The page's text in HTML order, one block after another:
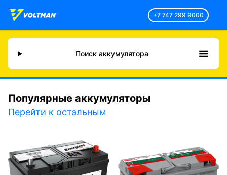
+7 747 299 9000
Поиск аккумулятора
Популярные аккумуляторы
Перейти к остальным